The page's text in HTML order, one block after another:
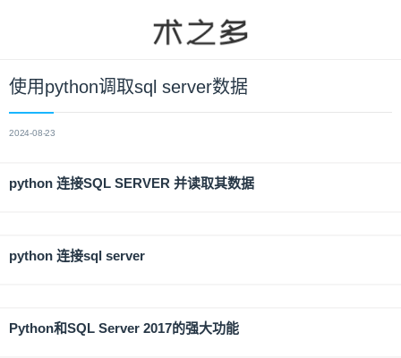
使用python调取sql server数据
2024-08-23
python 连接SQL SERVER 并读取其数据
python 连接sql server
Python和SQL Server 2017的强大功能